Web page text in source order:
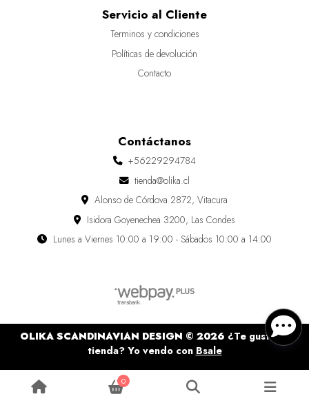
Servicio al Cliente
Terminos y condiciones
Políticas de devolución
Contacto
Contáctanos
+56229294784
tienda@olika.cl
Alonso de Córdova 2872, Vitacura
Isidora Goyenechea 3200, Las Condes
Lunes a Viernes 10:00 a 19:00 - Sábados 10:00 a 14:00
OLIKA SCANDINAVIAN DESIGN © 2026 ¿Te gusta mi
tienda? Yo vendo con Bsale
0